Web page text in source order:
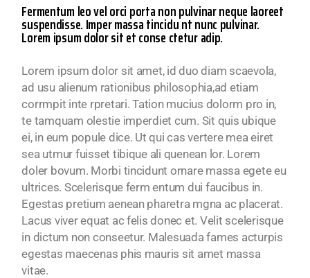
Fermentum leo vel orci porta non pulvinar neque laoreet
suspendisse. Imper massa tincidu nt nunc pulvinar.
Lorem ipsum dolor sit et conse ctetur adip.
Lorem ipsum dolor sit amet, id duo diam scaevola,
ad usu alienum rationibus philosophia,ad etiam
corrmpit inte rpretari. Tation mucius dolorm pro in,
te tamquam olestie imperdiet cum. Sit quis ubique
ei, in eum popule dice. Ut qui cas vertere mea eiret
sea utmur fuisset tibique ali quenean lor. Lorem
doler bovum. Morbi tincidunt ornare massa egete eu
ultrices. Scelerisque ferm entum dui faucibus in.
Egestas pretium aenean pharetra mgna ac placerat.
Lacus viver equat ac felis donec et. Velit scelerisque
in dictum non conseetur. Malesuada fames acturpis
egestas maecenas phis mauris sit amet massa
vitae.